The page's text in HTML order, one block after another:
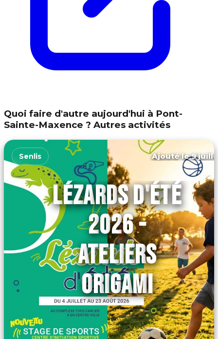
Quoi faire d'autre aujourd'hui à Pont-
Sainte-Maxence ? Autres activités
Senlis Ajouté le 9
LÉZARDS D'ÉTÉ
2026 -
ATELIERS
ORIGAMI